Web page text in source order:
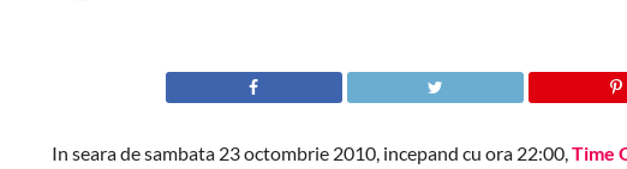
In seara de sambata 23 octombrie 2010, incepand cu ora 22:00,Time